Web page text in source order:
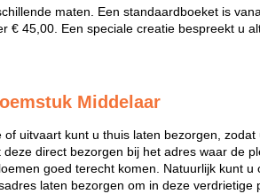
maten. Een standaardboeket is
€ 45,00. Een speciale creatie bespreekt u
Middelaar
uitvaart kunt u thuis laten bezorgen, zodat
direct bezorgen bij het adres waar de
goed terecht komen. Natuurlijk kunt u
laten bezorgen om in deze verdrietige